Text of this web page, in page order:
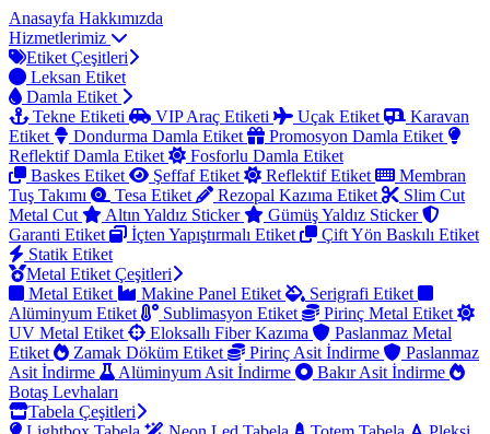
Anasayfa Hakkımızda
Hizmetlerimiz
Etiket Çeşitleri
Leksan Etiket
Damla Etiket
Tekne Etiketi
VIP Araç Etiketi Uçak Etiket
Karavan
Etiket
Dondurma Damla Etiket
Promosyon Damla Etiket
Reflektif Damla Etiket
Fosforlu Damla Etiket
Baskes Etiket
Şeffaf Etiket Reflektif Etiket
Membran
Tuş Takımı
Tesa Etiket Rezopal Kazıma Etiket
Slim Cut
Metal Cut
Altın Yaldız Sticker
Gümüş Yaldız Sticker
Garanti Etiket
İçten Yapıştırmalı Etiket
Çift Yön Baskılı Etiket
Statik Etiket
Metal Etiket Çeşitleri
Metal Etiket
Makine Panel Etiket
Serigrafi Etiket
Alüminyum Etiket
Sublimasyon Etiket
Pirinç Metal Etiket
UV Metal Etiket
Eloksallı Fiber Kazıma
Paslanmaz Metal
Etiket
Zamak Döküm Etiket Pirinç Asit İndirme
Paslanmaz
Asit İndirme
Alüminyum Asit İndirme
Bakır Asit İndirme
Botaş Levhaları
Tabela Çeşitleri